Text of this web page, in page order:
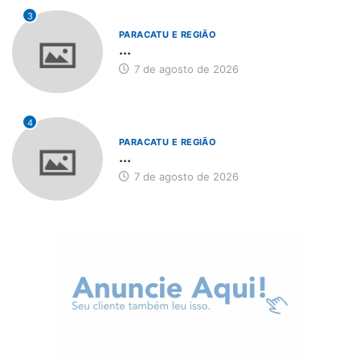
3
PARACATU E REGIÃO
...
7 de agosto de 2026
4
PARACATU E REGIÃO
...
7 de agosto de 2026